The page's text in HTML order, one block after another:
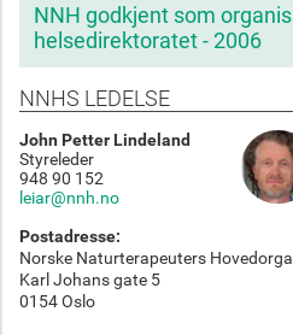
NNH godkjent som
helsedirektoratet - 2006
NNHS LEDELSE
John Petter Lindeland
Styreleder
948 90 152
leiar@nnh.no
Postadresse:
Norske Naturterapeuters
Karl Johans gate 5
0154 Oslo